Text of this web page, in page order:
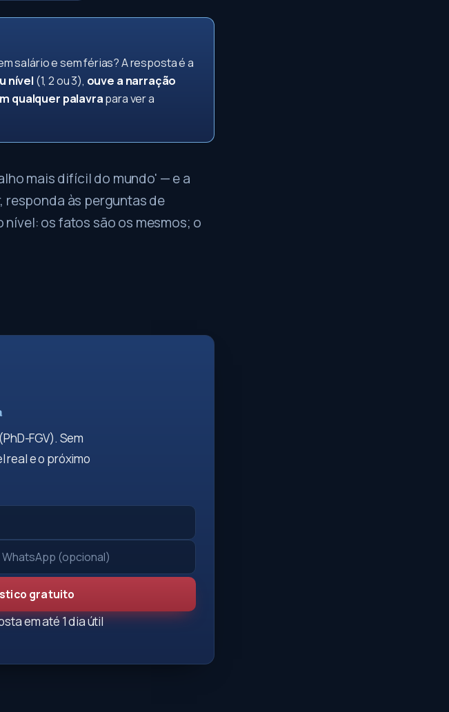
salário e sem férias? A resposta é a
nível (1, 2 ou 3), ouve a narração
qualquer palavrapara ver a
mais difícil do mundo' — e a
responda às perguntas de
os fatos são os mesmos; o
FGV). Sem
real e o próximo
gratuito
em até 1 dia útil